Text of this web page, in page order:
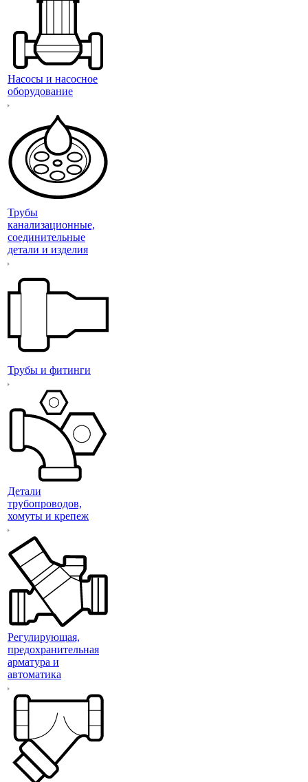
Насосы и насосное
оборудование
Трубы
канализационные,
соединительные
детали и изделия
Трубы и фитинги
Детали
трубопроводов,
хомуты и крепеж
Регулирующая,
предохранительная
арматура и
автоматика